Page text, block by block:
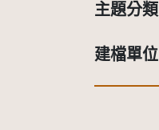
主題分類
建檔單位